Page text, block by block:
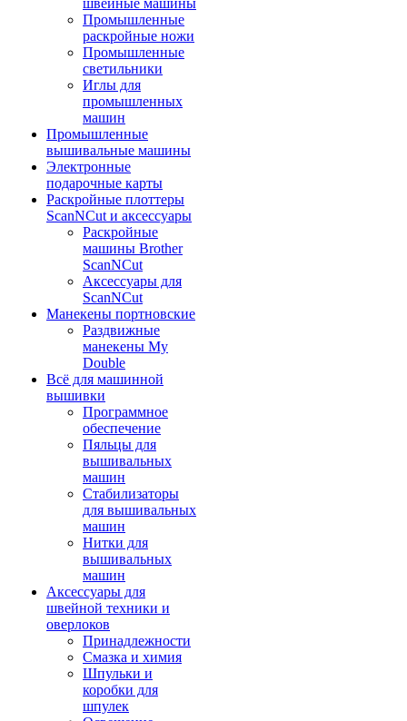
швейные машины
Промышленные
раскройные ножи
Промышленные
светильники
Иглы для
промышленных
машин
Промышленные
вышивальные машины
Электронные
подарочные карты
Раскройные плоттеры
ScanNCut и аксессуары
Раскройные
машины Brother
ScanNCut
Аксессуары для
ScanNCut
Манекены портновские
Раздвижные
манекены My
Double
Всё для машинной
вышивки
Программное
обеспечение
Пяльцы для
вышивальных
машин
Стабилизаторы
для вышивальных
машин
Нитки для
вышивальных
машин
Аксессуары для
швейной техники и
оверлоков
Принадлежности
Смазка и химия
Шпульки и
коробки для
шпулек